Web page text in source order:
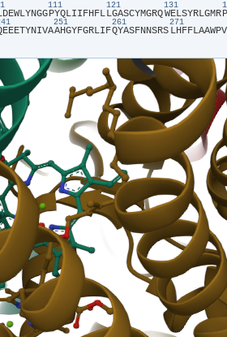
​D​​E​​W​​L​​Y​​N​​G​​G​
111
​P​​Y​​Q​​L​​I​​I​​F​​H​​F​​L​
121
​L​​G​​A​​S​​C​​Y​​M​​G​​R​​Q​
131
​W​​E​​L​​S​​Y​​R​​L​​G​​M​​R​
​E​​E​​E​​T​​Y​​N​​I​​V​​A​
251
​A​​H​​G​​Y​​F​​G​​R​​L​​I​​F​
261
​Q​​Y​​A​​S​​F​​N​​N​​S​​R​​S​
271
​L​​H​​F​​F​​L​​A​​A​​W​​P​​V​